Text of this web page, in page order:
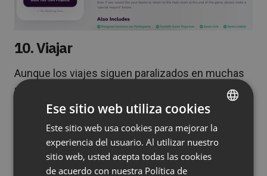
10. Viajar
Aunque los viajes siguen paralizados en muchas
partes del mundo, puede utilizar los eventos
virtuales para llevar a los asistentes de «viaje».
Muchos parques, museos, galerías de arte y otros
lugares de interés tienen visitas virtuales
inmersivas de sus espacios y exposiciones.
ENGLISH
FRENCH
Ese sitio web utiliza cookies
Este sitio web usa cookies para mejorar la
experiencia del usuario. Al utilizar nuestro
sitio web, usted acepta todas las cookies
de acuerdo con nuestra Política de